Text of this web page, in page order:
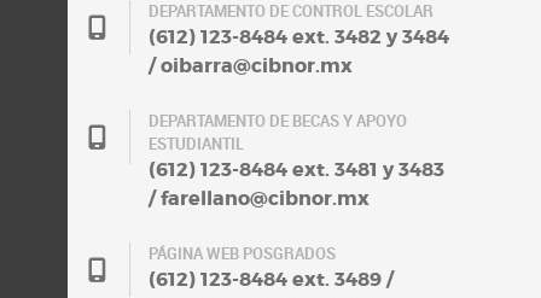
DEPARTAMENTO DE CONTROL ESCOLAR
(612) 123-8484 ext. 3482 y 3484
/ oibarra@cibnor.mx
DEPARTAMENTO DE BECAS Y APOYO
ESTUDIANTIL
(612) 123-8484 ext. 3481 y 3483
/ farellano@cibnor.mx
PÁGINA WEB POSGRADOS
(612) 123-8484 ext. 3489 /